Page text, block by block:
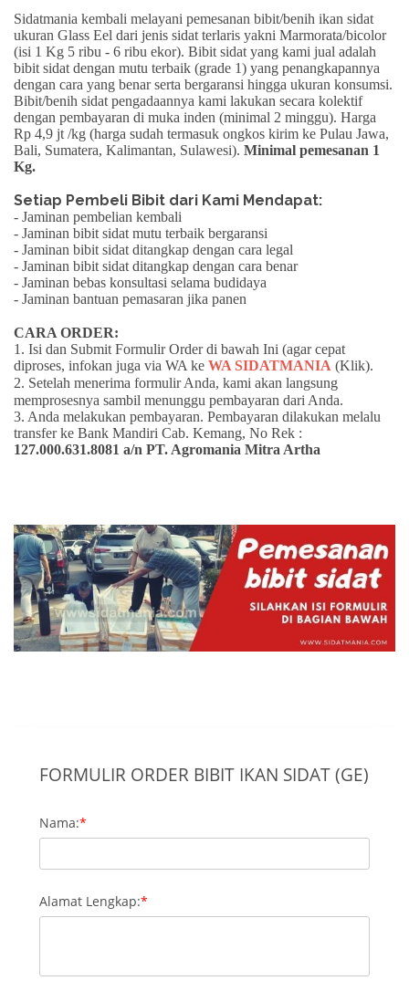
Sidatmania kembali melayani pemesanan bibit/benih ikan sidat
ukuran Glass Eel dari jenis sidat terlaris yakni Marmorata/bicolor
(isi 1 Kg 5 ribu - 6 ribu ekor). Bibit sidat yang kami jual adalah
bibit sidat dengan mutu terbaik (grade 1) yang penangkapannya
dengan cara yang benar serta bergaransi hingga ukuran konsumsi.
Bibit/benih sidat pengadaannya kami lakukan secara kolektif
dengan pembayaran di muka inden (minimal 2 minggu). Harga
Rp 4,9 jt /kg (harga sudah termasuk ongkos kirim ke Pulau Jawa,
Bali, Sumatera, Kalimantan, Sulawesi). Minimal pemesanan 1
Kg.
Setiap Pembeli Bibit dari Kami Mendapat:
- Jaminan pembelian kembali
- Jaminan bibit sidat mutu terbaik bergaransi
- Jaminan bibit sidat ditangkap dengan cara legal
- Jaminan bibit sidat ditangkap dengan cara benar
- Jaminan bebas konsultasi selama budidaya
- Jaminan bantuan pemasaran jika panen
CARA ORDER:
1. Isi dan Submit Formulir Order di bawah Ini (agar cepat
diproses, infokan juga via WA ke WA SIDATMANIA (Klik).
2. Setelah menerima formulir Anda, kami akan langsung
memprosesnya sambil menunggu pembayaran dari Anda.
3. Anda melakukan pembayaran. Pembayaran dilakukan melalu
transfer ke Bank Mandiri Cab. Kemang, No Rek :
127.000.631.8081 a/n PT. Agromania Mitra Artha